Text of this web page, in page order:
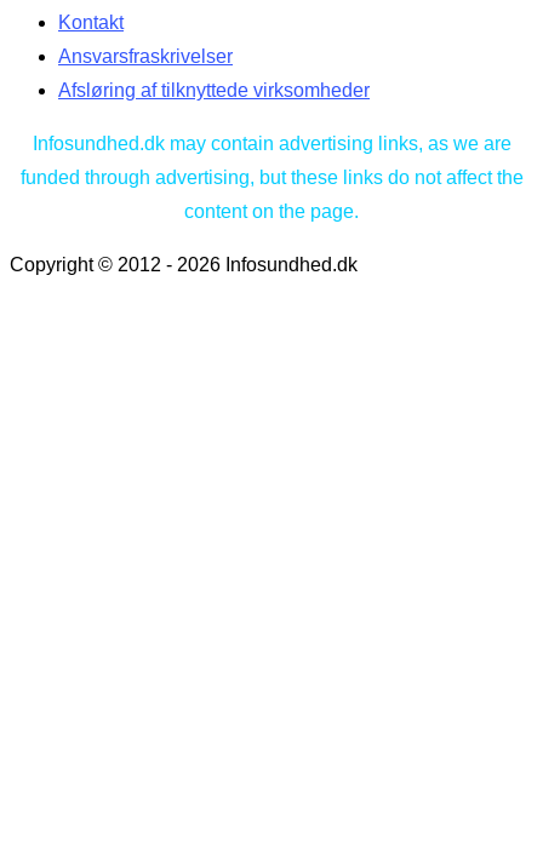
Kontakt
Ansvarsfraskrivelser
Afsløring af tilknyttede virksomheder
Infosundhed.dk may contain advertising links, as we are
funded through advertising, but these links do not affect the
content on the page.
Copyright © 2012 - 2026 Infosundhed.dk